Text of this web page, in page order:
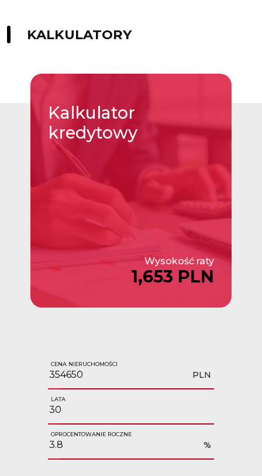
KALKULATORY
Kalkulator
kredytowy
Wysokość raty
1,653 PLN
CENA NIERUCHOMOŚCI
PLN
LATA
OPROCENTOWANIE ROCZNE
%